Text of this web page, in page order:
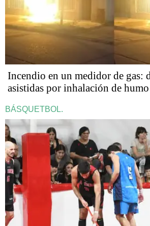
Incendio en un medidor de gas:
asistidas por inhalación de humo
BÁSQUETBOL.